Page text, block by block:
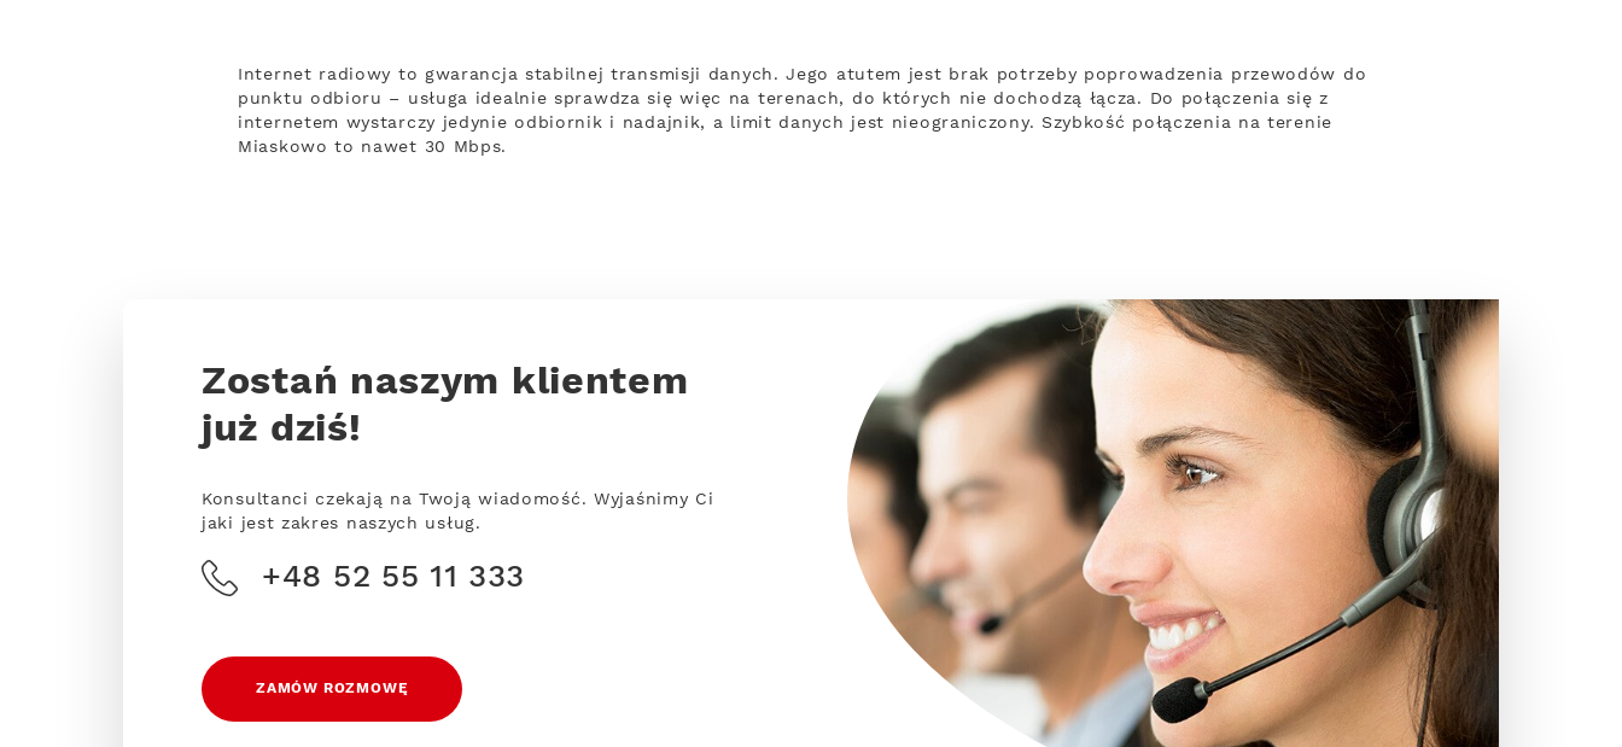
Internet radiowy to gwarancja stabilnej transmisji danych. Jego atutem jest brak potrzeby poprowadzenia przewodów do
punktu odbioru – usługa idealnie sprawdza się więc na terenach, do których nie dochodzą łącza. Do połączenia się z
internetem wystarczy jedynie odbiornik i nadajnik, a limit danych jest nieograniczony. Szybkość połączenia na terenie
Miaskowo to nawet 30 Mbps.
Zostań naszym klientem
już dziś!
Konsultanci czekają na Twoją wiadomość. Wyjaśnimy Ci
jaki jest zakres naszych usług.
+48 52 55 11 333
ZAMÓW ROZMOWĘ